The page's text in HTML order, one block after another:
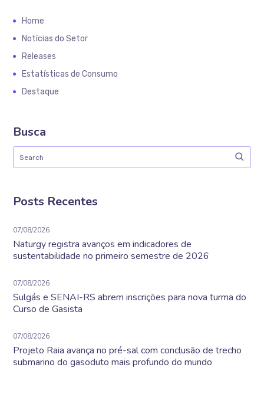
Home
Notícias do Setor
Releases
Estatísticas de Consumo
Destaque
Busca
Posts Recentes
07/08/2026
Naturgy registra avanços em indicadores de
sustentabilidade no primeiro semestre de 2026
07/08/2026
Sulgás e SENAI-RS abrem inscrições para nova turma do
Curso de Gasista
07/08/2026
Projeto Raia avança no pré-sal com conclusão de trecho
submarino do gasoduto mais profundo do mundo